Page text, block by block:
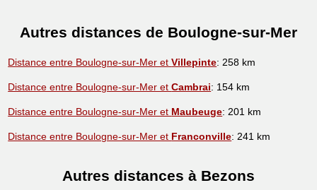
Autres distances de Boulogne-sur-Mer
Distance entre Boulogne-sur-Mer etVillepinte: 258 km
Distance entre Boulogne-sur-Mer etCambrai: 154 km
Distance entre Boulogne-sur-Mer et Maubeuge: 201 km
Distance entre Boulogne-sur-Mer et Franconville: 241 km
Autres distances à Bezons